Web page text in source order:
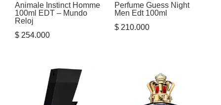
Animale Instinct Homme
100ml EDT – Mundo
Reloj
$ 254.000
Perfume Guess Night
Men Edt 100ml
$210.000